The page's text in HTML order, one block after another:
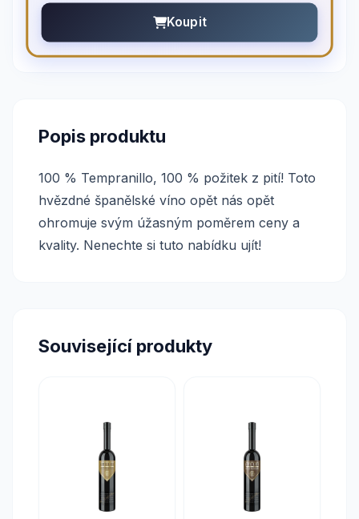
Koupit
Popis produktu
100 % Tempranillo, 100 % požitek z pití! Toto
hvězdné španělské víno opět nás opět
ohromuje svým úžasným poměrem ceny a
kvality. Nenechte si tuto nabídku ujít!
Související produkty